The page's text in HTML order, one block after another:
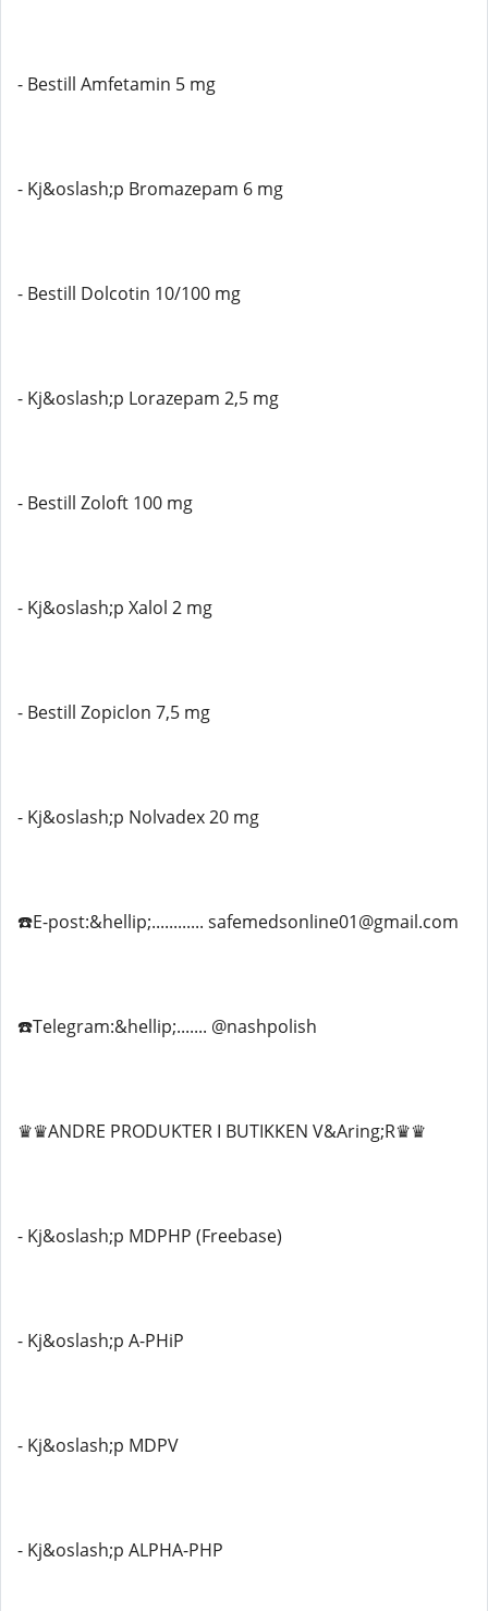
- Bestill Amfetamin 5 mg
- Kj&oslash;p Bromazepam 6 mg
- Bestill Dolcotin 10/100 mg
- Kj&oslash;p Lorazepam 2,5 mg
- Bestill Zoloft 100 mg
- Kj&oslash;p Xalol 2 mg
- Bestill Zopiclon 7,5 mg
- Kj&oslash;p Nolvadex 20 mg
☎️E-post:&hellip;............ safemedsonline01@gmail.com
☎️Telegram:&hellip;....... @nashpolish
♛♛ANDRE PRODUKTER I BUTIKKEN V&Aring;R♛♛
- Kj&oslash;p MDPHP (Freebase)
- Kj&oslash;p A-PHiP
- Kj&oslash;p MDPV
- Kj&oslash;p ALPHA-PHP